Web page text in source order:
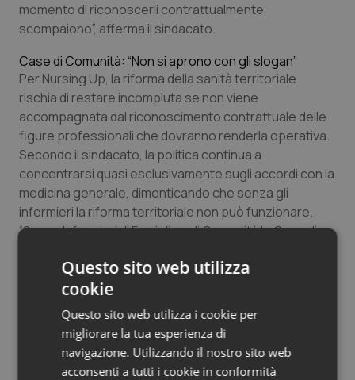
momento di riconoscerli contrattualmente,
scompaiono”, afferma il sindacato.
Case di Comunità: “Non si aprono con gli slogan”
Per Nursing Up, la riforma della sanità territoriale
rischia di restare incompiuta se non viene
accompagnata dal riconoscimento contrattuale delle
figure professionali che dovranno renderla operativa.
Secondo il sindacato, la politica continua a
concentrarsi quasi esclusivamente sugli accordi con la
medicina generale, dimenticando che senza gli
infermieri la riforma territoriale non può funzionare.
“Senza Infermieri di Famiglia e di Comunità le Case di
Nursing Up.
Il sindacato segnala anche il rischio che, per rispettare
gli obiettivi del PNRR, molte Regioni utilizzino infermieri
già presenti negli ospedali, trasferendoli sul territorio
ma mantenendoli inquadrati come infermieri
Questo sito web utilizza
cookie
Questo sito web utilizza i cookie per
migliorare la tua esperienza di
navigazione. Utilizzando il nostro sito web
acconsenti a tutti i cookie in conformità